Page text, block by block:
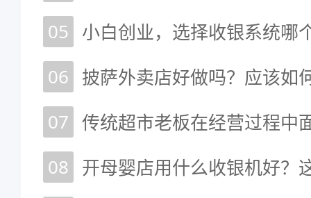
05
小白创业，选择收银系统哪
06 披萨外卖店好做吗？应该如
07
08